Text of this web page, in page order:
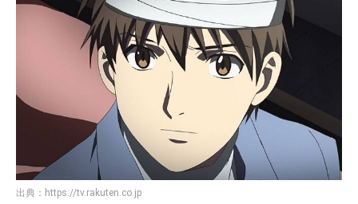
出典： https://tv.rakuten.co.jp